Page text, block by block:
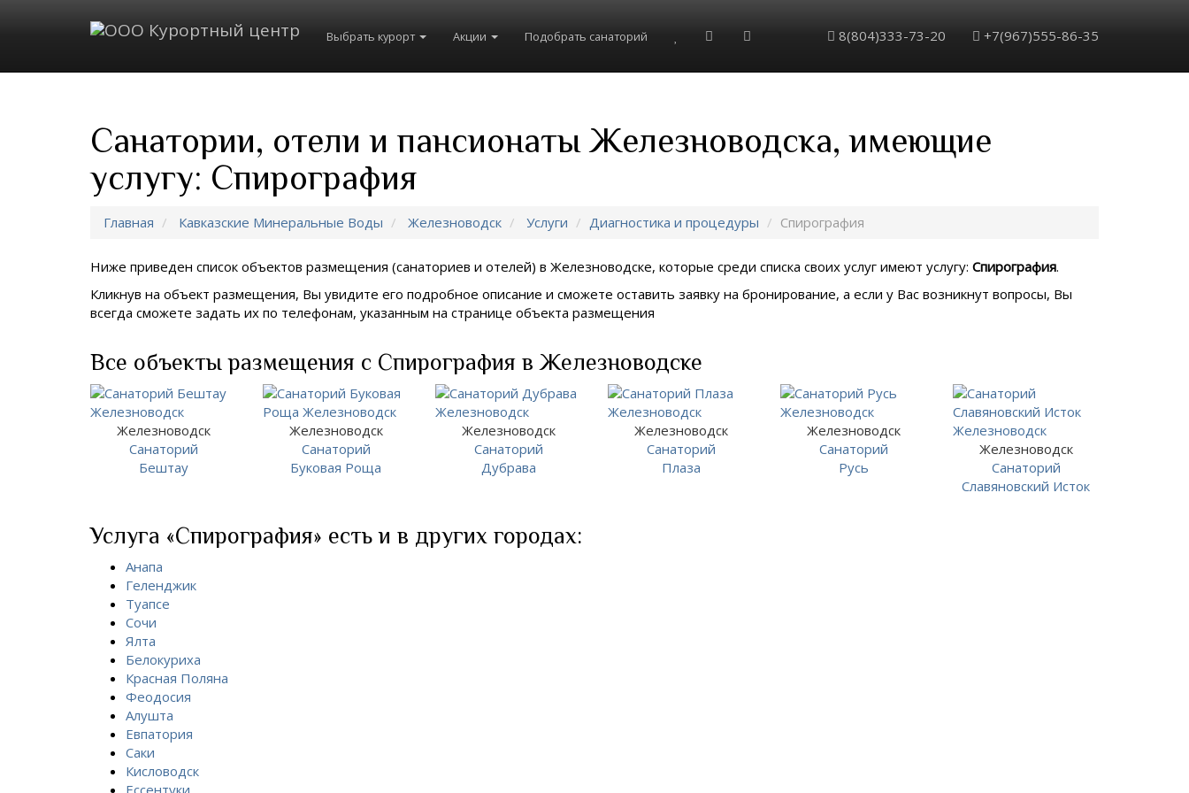
Выбрать курорт Акции Подобрать санаторий 8(804)333-73-20 +7(967)555-86-35
Санатории, отели и пансионаты Железноводска, имеющие
услугу: Спирография
Главная Кавказские Минеральные Воды Железноводск Услуги Диагностика и процедуры Спирография
Ниже приведен список объектов размещения (санаториев и отелей) в Железноводске, которые среди списка своих услуг имеют услугу: Спирография.
Кликнув на объект размещения, Вы увидите его подробное описание и сможете оставить заявку на бронирование, а если у Вас возникнут вопросы, Вы
всегда сможете задать их по телефонам, указанным на странице объекта размещения
Все объекты размещения с Спирография в Железноводске
Железноводск
Санаторий
Бештау
Железноводск
Санаторий
Буковая Роща
Железноводск
Санаторий
Дубрава
Железноводск
Санаторий
Плаза
Железноводск
Санаторий
Русь
Железноводск
Санаторий
Славяновский Исток
Услуга «Спирография» есть и в других городах:
Анапа
Геленджик
Туапсе
Сочи
Ялта
Белокуриха
Красная Поляна
Феодосия
Алушта
Евпатория
Саки
Кисловодск
Ессентуки